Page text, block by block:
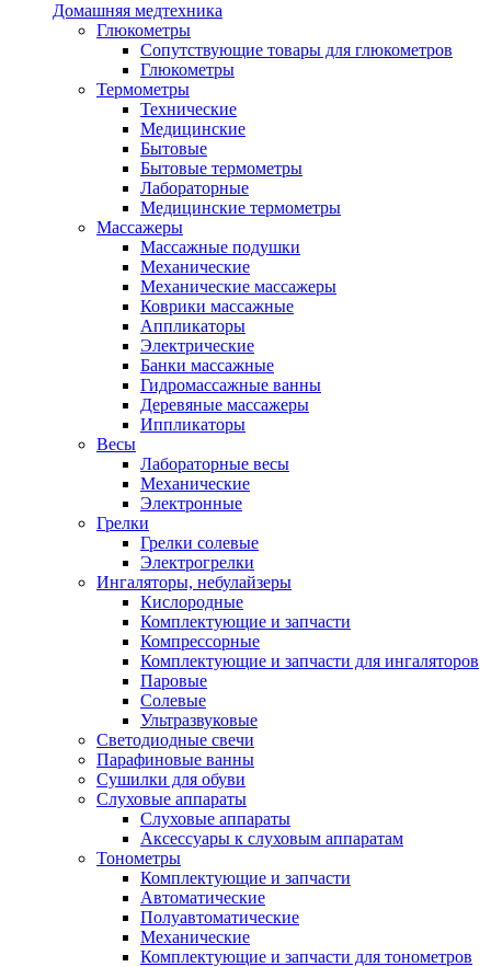
Домашняя медтехника
Глюкометры
Сопутствующие товары для глюкометров
Глюкометры
Термометры
Технические
Медицинские
Бытовые
Бытовые термометры
Лабораторные
Медицинские термометры
Массажеры
Массажные подушки
Механические
Механические массажеры
Коврики массажные
Аппликаторы
Электрические
Банки массажные
Гидромассажные ванны
Деревяные массажеры
Иппликаторы
Весы
Лабораторные весы
Механические
Электронные
Грелки
Грелки солевые
Электрогрелки
Ингаляторы, небулайзеры
Кислородные
Комплектующие и запчасти
Компрессорные
Комплектующие и запчасти для ингаляторов
Паровые
Солевые
Ультразвуковые
Светодиодные свечи
Парафиновые ванны
Сушилки для обуви
Слуховые аппараты
Слуховые аппараты
Аксессуары к слуховым аппаратам
Тонометры
Комплектующие и запчасти
Автоматические
Полуавтоматические
Механические
Комплектующие и запчасти для тонометров